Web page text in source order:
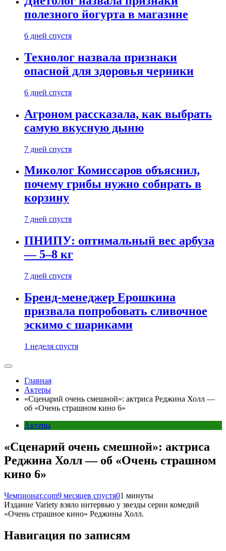
полезного йогурта в магазине
6 дней спустя
Технолог назвала признаки
опасной для здоровья черники
6 дней спустя
Агроном рассказала, как выбрать
самую вкусную дыню
7 дней спустя
Миколог Комиссаров объяснил,
почему грибы нужно собирать в
корзину
7 дней спустя
ПНИПУ: оптимальный вес арбуза
— 5–8 кг
7 дней спустя
Бренд-менеджер Ерошкина
призвала попробовать сливочное
эскимо с шариками
1 неделя спустя
Главная
Актеры
«Сценарий очень смешной»: актриса Реджина Холл —
об «Очень страшном кино 6»
Актеры
«Сценарий очень смешной»: актриса
Реджина Холл — об «Очень страшном
кино 6»
Чемпионат.com9 месяцев спустя01 минуты
Издание Variety взяло интервью у звезды серии комедий
«Очень страшное кино» Реджины Холл.
Навигация по записям